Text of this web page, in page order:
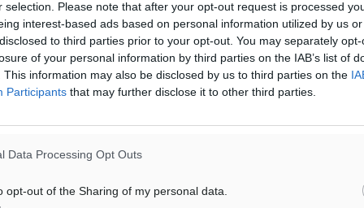
selection. Please note that after your opt-out request is processed
interest-based ads based on personal information utilized by us
to third parties prior to your opt-out. You may separately
of your personal information by third parties on the IAB’s list of
This information may also be disclosed by us to third parties on the
Participants that may further disclose it to other third parties.
Data Processing Opt Outs
opt-out of the Sharing of my personal data.
του ν.4336/2015,
1 παρ. 2 της ανωτέρω
ασφάλισης το έτος
του το έτος 2017:
της ηλικίας 62 ετών
σκευάσματα για πρώτη
Συνολικά φέτος θα
κυκλοφορήσουν έξι
εμβόλια, όπως αναφέρεται
εγκύκλιο με…